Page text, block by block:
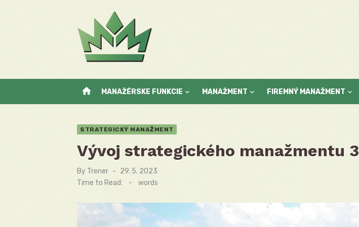
home MANAŽÉRSKE FUNKCIE MANAŽMENT FIREMNÝ MANAŽMENT
STRATEGICKÝ MANAŽMENT
Vývoj strategického manažmentu 3
By Trener
Posted
on
29. 5. 2023
Time to Read:
- words